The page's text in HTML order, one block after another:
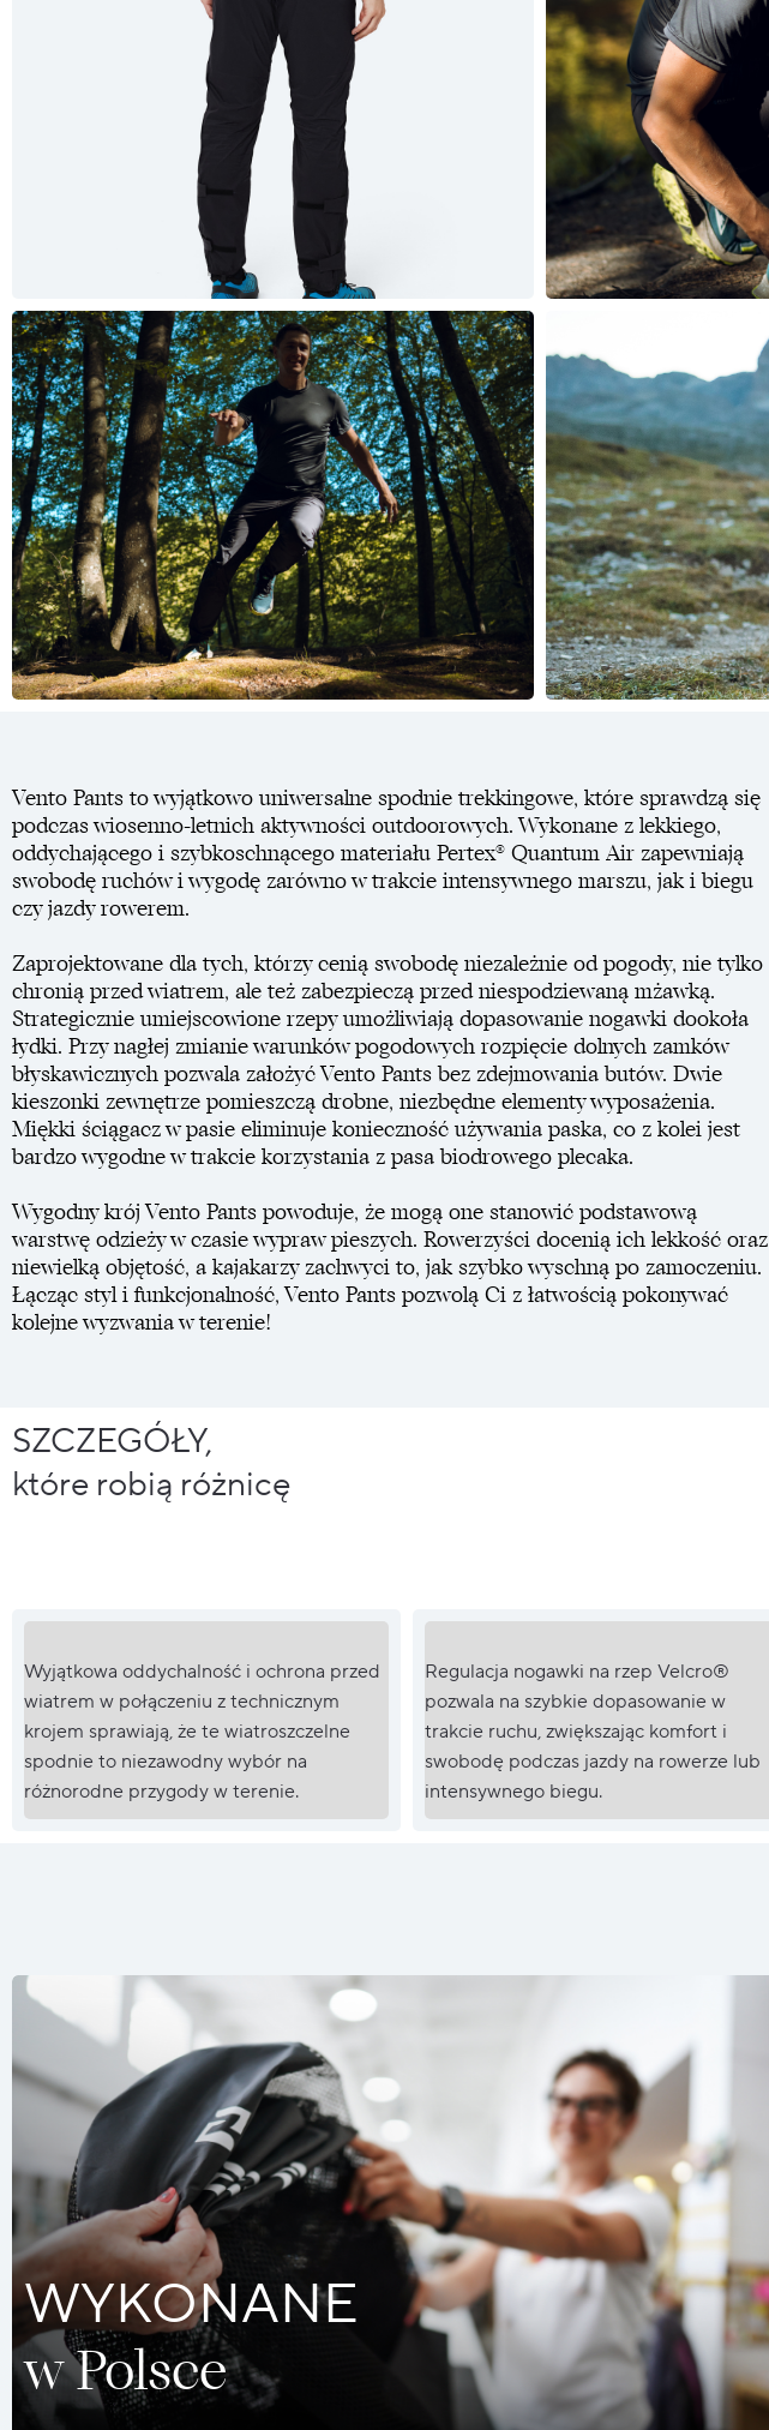
Vento Pants to wyjątkowo uniwersalne spodnie trekkingowe, które sprawdzą się
podczas wiosenno-letnich aktywności outdoorowych. Wykonane z lekkiego,
oddychającego i szybkoschnącego materiału Pertex® Quantum Air zapewniają
swobodę ruchów i wygodę zarówno w trakcie intensywnego marszu, jak i biegu
czy jazdy rowerem.
Zaprojektowane dla tych, którzy cenią swobodę niezależnie od pogody, nie tylko
chronią przed wiatrem, ale też zabezpieczą przed niespodziewaną mżawką.
Strategicznie umiejscowione rzepy umożliwiają dopasowanie nogawki dookoła
łydki. Przy nagłej zmianie warunków pogodowych rozpięcie dolnych zamków
błyskawicznych pozwala założyć Vento Pants bez zdejmowania butów. Dwie
kieszonki zewnętrze pomieszczą drobne, niezbędne elementy wyposażenia.
Miękki ściągacz w pasie eliminuje konieczność używania paska, co z kolei jest
bardzo wygodne w trakcie korzystania z pasa biodrowego plecaka.
Wygodny krój Vento Pants powoduje, że mogą one stanowić podstawową
warstwę odzieży w czasie wypraw pieszych. Rowerzyści docenią ich lekkość oraz
niewielką objętość, a kajakarzy zachwyci to, jak szybko wyschną po zamoczeniu.
Łącząc styl i funkcjonalność, Vento Pants pozwolą Ci z łatwością pokonywać
kolejne wyzwania w terenie!
SZCZEGÓŁY,
które robią różnicę
Wyjątkowa oddychalność i ochrona przed
wiatrem w połączeniu z technicznym
krojem sprawiają, że te wiatroszczelne
spodnie to niezawodny wybór na
różnorodne przygody w terenie.
Regulacja nogawki na rzep Velcro®
pozwala na szybkie dopasowanie w
trakcie ruchu, zwiększając komfort i
swobodę podczas jazdy na rowerze lub
intensywnego biegu.
WYKONANE
w Polsce